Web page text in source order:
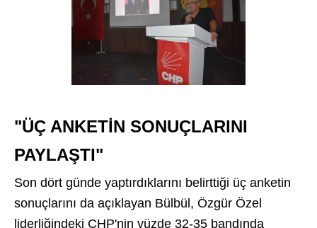
"ÜÇ ANKETİN SONUÇLARINI
PAYLAŞTI"
Son dört günde yaptırdıklarını belirttiği üç anketin
sonuçlarını da açıklayan Bülbül, Özgür Özel
liderliğindeki CHP'nin yüzde 32-35 bandında